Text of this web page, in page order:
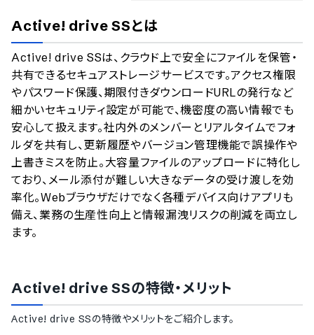
のサービス情報は、
のサービスデータを参照しています。
情報更新者：業界DX最強ナビ編集部 情報取得元 掲載修正依頼
Active! drive SSとは
Active! drive SSは、クラウド上で安全にファイルを保管・
共有できるセキュアストレージサービスです。アクセス権限
やパスワード保護、期限付きダウンロードURLの発行など
細かいセキュリティ設定が可能で、機密度の高い情報でも
安心して扱えます。社内外のメンバーとリアルタイムでフォ
ルダを共有し、更新履歴やバージョン管理機能で誤操作や
上書きミスを防止。大容量ファイルのアップロードに特化し
ており、メール添付が難しい大きなデータの受け渡しを効
率化。Webブラウザだけでなく各種デバイス向けアプリも
備え、業務の生産性向上と情報漏洩リスクの削減を両立し
ます。
Active! drive SSの特徴・メリット
Active! drive SSの特徴やメリットをご紹介します。